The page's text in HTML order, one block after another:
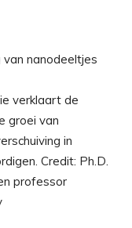
verklaart de
groei van
in
Credit: Ph.D.
professor